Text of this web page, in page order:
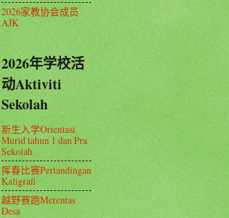
2026家教协会成员
AJK
2026年学校活
动Aktiviti
Sekolah
新生入学Orientasi
Murid tahun 1 dan Pra
Sekolah
挥春比赛Pertandingan
Kaligrafi
越野赛跑Merentas
Desa